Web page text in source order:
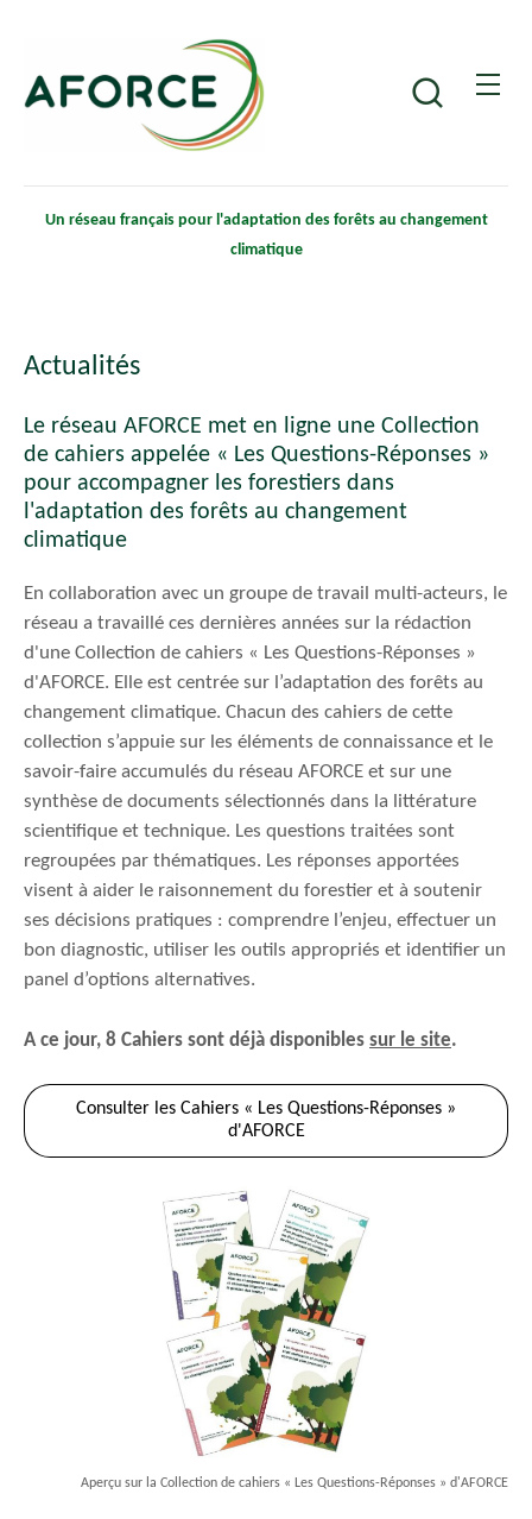
contenu
principal
Un réseau français pour l'adaptation des forêts au changement
climatique
Actualités
Le réseau AFORCE met en ligne une Collection
de cahiers appelée « Les Questions-Réponses »
pour accompagner les forestiers dans
l'adaptation des forêts au changement
climatique
En collaboration avec un groupe de travail multi-acteurs, le
réseau a travaillé ces dernières années sur la rédaction
d'une Collection de cahiers « Les Questions-Réponses »
d'AFORCE. Elle est centrée sur l’adaptation des forêts au
changement climatique. Chacun des cahiers de cette
collection s’appuie sur les éléments de connaissance et le
savoir-faire accumulés du réseau AFORCE et sur une
synthèse de documents sélectionnés dans la littérature
scientifique et technique. Les questions traitées sont
regroupées par thématiques. Les réponses apportées
visent à aider le raisonnement du forestier et à soutenir
ses décisions pratiques : comprendre l’enjeu, effectuer un
bon diagnostic, utiliser les outils appropriés et identifier un
panel d’options alternatives.
A ce jour, 8 Cahiers sont déjà disponibles sur le site.
Consulter les Cahiers « Les Questions-Réponses »
d'AFORCE
Aperçu sur la Collection de cahiers « Les Questions-Réponses » d'AFORCE